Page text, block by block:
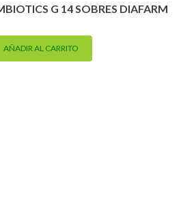
G 14 SOBRES DIAFARM
AÑADIR AL CARRITO